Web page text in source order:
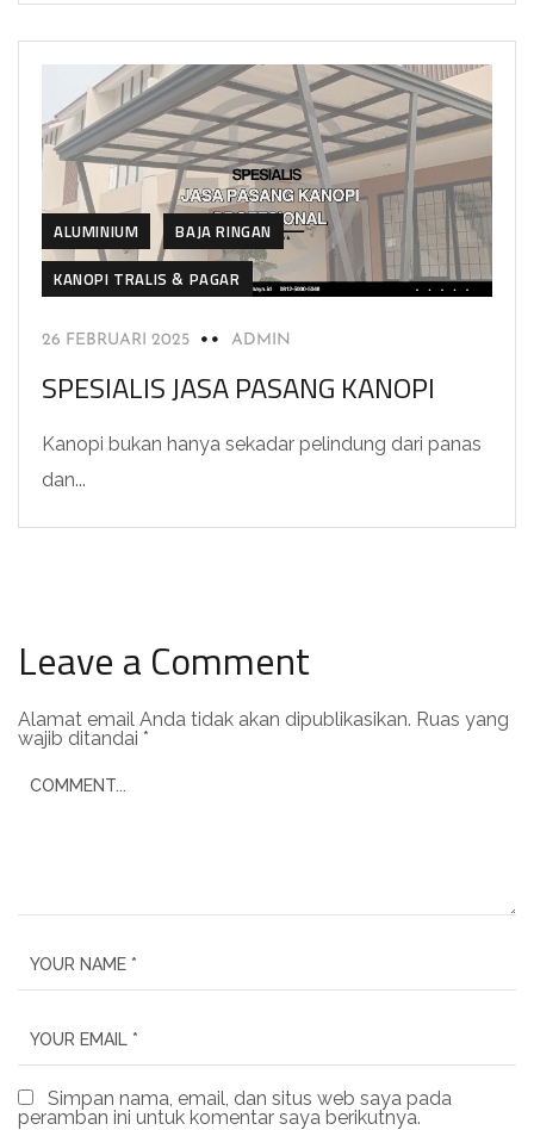
ALUMINIUM
BAJA RINGAN
KANOPI TRALIS & PAGAR
26 FEBRUARI 2025 ADMIN
SPESIALIS JASA PASANG KANOPI
Kanopi bukan hanya sekadar pelindung dari panas
dan...
Leave a Comment
Alamat email Anda tidak akan dipublikasikan. Ruas yang
wajib ditandai *
Simpan nama, email, dan situs web saya pada
peramban ini untuk komentar saya berikutnya.